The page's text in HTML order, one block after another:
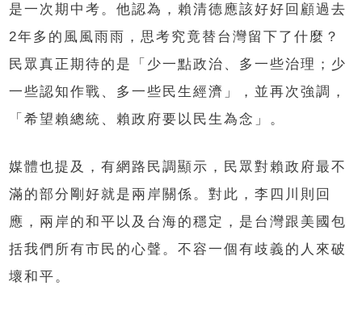
是一次期中考。他認為，賴清德應該好好回顧過去
2年多的風風雨雨，思考究竟替台灣留下了什麼？
民眾真正期待的是「少一點政治、多一些治理；少
一些認知作戰、多一些民生經濟」，並再次強調，
「希望賴總統、賴政府要以民生為念」。
媒體也提及，有網路民調顯示，民眾對賴政府最不
滿的部分剛好就是兩岸關係。對此，李四川則回
應，兩岸的和平以及台海的穩定，是台灣跟美國包
括我們所有市民的心聲。不容一個有歧義的人來破
壞和平。